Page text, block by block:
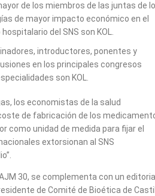
de los miembros de las juntas de
de mayor impacto económico en el
del SNS son KOL.
introductores, ponentes y
en los principales congresos
son KOL.
los economistas de la salud
de fabricación de los
como unidad de medida para fijar el
extorsionan al SNS
30, se complementa con un
de Comité de Bioética de